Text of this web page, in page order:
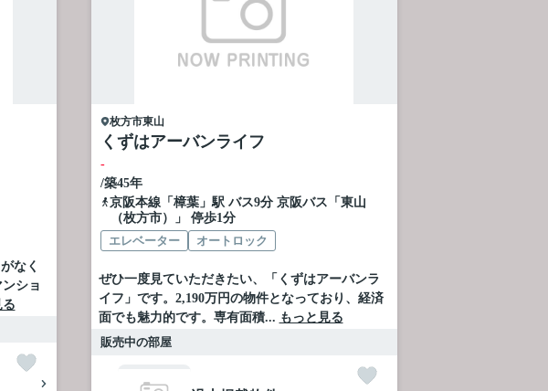
なく
ショ
る
枚方市東山
くずはアーバンライフ
-
/築45年
京阪本線「 樟葉」駅 バス9分 京阪バス「東山
（枚方市）」 停歩1分
エレベーター
オートロック
ぜひ一度見ていただきたい、「くずはアーバンラ
イフ」です。2,190万円の物件となっており、経済
面でも魅力的です。専有面積... もっと見る
販売中の部屋